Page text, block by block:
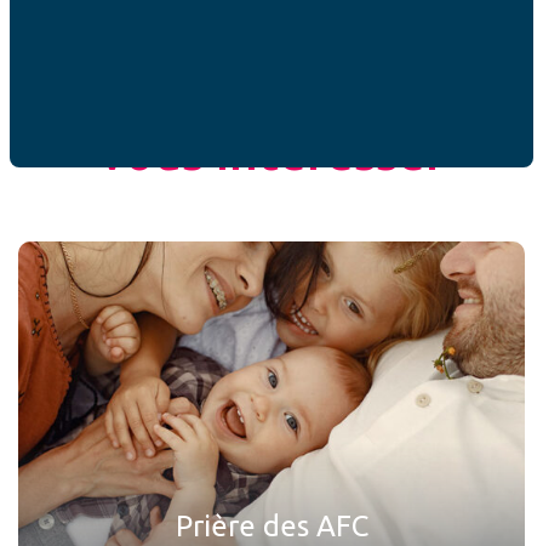
vous intéresser
Prière des AFC